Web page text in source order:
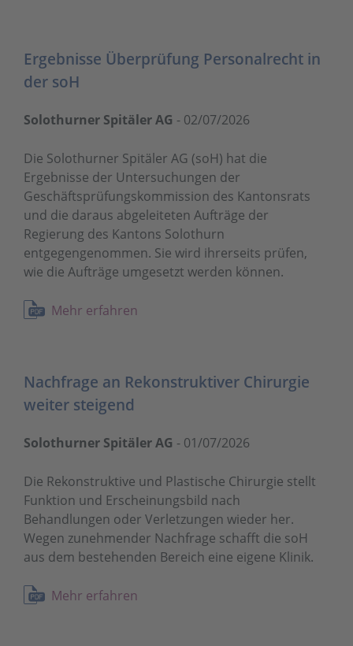
Ergebnisse Überprüfung Personalrecht in
der soH
Solothurner Spitäler AG - 02/07/2026
Die Solothurner Spitäler AG (soH) hat die
Ergebnisse der Untersuchungen der
Geschäftsprüfungskommission des Kantonsrats
und die daraus abgeleiteten Aufträge der
Regierung des Kantons Solothurn
entgegengenommen. Sie wird ihrerseits prüfen,
wie die Aufträge umgesetzt werden können.
Mehr erfahren
Nachfrage an Rekonstruktiver Chirurgie
weiter steigend
Solothurner Spitäler AG - 01/07/2026
Die Rekonstruktive und Plastische Chirurgie stellt
Funktion und Erscheinungsbild nach
Behandlungen oder Verletzungen wieder her.
Wegen zunehmender Nachfrage schafft die soH
aus dem bestehenden Bereich eine eigene Klinik.
Mehr erfahren